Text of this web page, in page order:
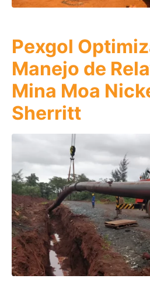
Pexgol
Manejo de
Mina Moa
Sherritt